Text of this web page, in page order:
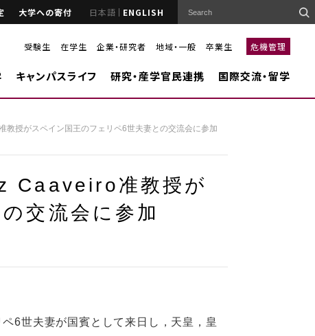
大学への寄付 日本語 ENGLISH
受験生 在学生 企業・研究者 地域・一般 卒業生 危機管理
キャンパスライフ 研究・産学官民連携 国際交流・留学
授がスペイン国王のフェリペ6世夫妻との交流会に参加
Caaveiro准教授が
交流会に参加
6世夫妻が国賓として来日し，天皇，皇